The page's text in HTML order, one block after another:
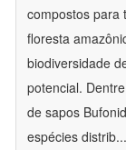
compostos para
floresta
biodiversidade
potencial.
de sapos
espécies distrib...